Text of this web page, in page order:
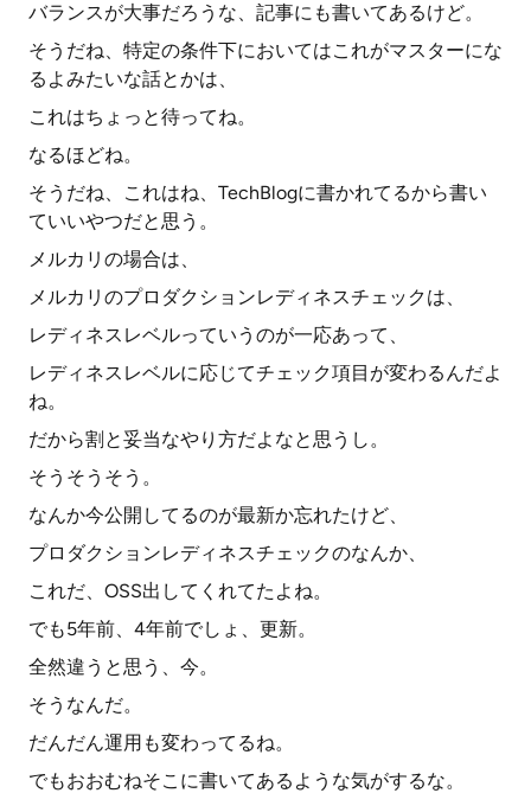
バランスが大事だろうな、記事にも書いてあるけど。
そうだね、特定の条件下においてはこれがマスターにな
るよみたいな話とかは、
これはちょっと待ってね。
なるほどね。
そうだね、これはね、TechBlogに書かれてるから書い
ていいやつだと思う。
メルカリの場合は、
メルカリのプロダクションレディネスチェックは、
レディネスレベルっていうのが一応あって、
レディネスレベルに応じてチェック項目が変わるんだよ
ね。
だから割と妥当なやり方だよなと思うし。
そうそうそう。
なんか今公開してるのが最新か忘れたけど、
プロダクションレディネスチェックのなんか、
これだ、OSS出してくれてたよね。
でも5年前、4年前でしょ、更新。
全然違うと思う、今。
そうなんだ。
だんだん運用も変わってるね。
でもおおむねそこに書いてあるような気がするな。